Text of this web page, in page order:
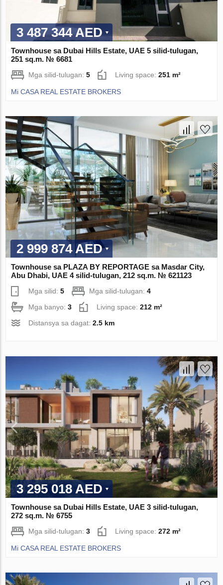
3 487 344 AED
Townhouse sa Dubai Hills Estate, UAE 5 silid-tulugan,
251 sq.m. № 6681
Mga silid-tulugan:5 Living space:251 m²
Mi CASA REAL ESTATE BROKERS
2 999 874 AED
Townhouse sa PLAZA BY REPORTAGE sa Masdar City,
Abu Dhabi, UAE 4 silid-tulugan, 212 sq.m. № 621123
Mga silid:5 Mga silid-tulugan:4
Mga banyo:3 Living space:212 m²
Distansya sa dagat:2.5 km
3 295 018 AED
Townhouse sa Dubai Hills Estate, UAE 3 silid-tulugan,
272 sq.m. № 6755
Mga silid-tulugan:3 Living space:272 m²
Mi CASA REAL ESTATE BROKERS